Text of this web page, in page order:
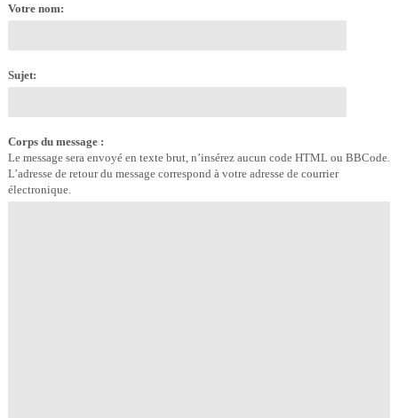
Votre nom:
Sujet:
Corps du message :
Le message sera envoyé en texte brut, n’insérez aucun code HTML ou BBCode.
L’adresse de retour du message correspond à votre adresse de courrier
électronique.